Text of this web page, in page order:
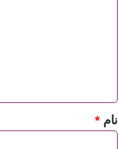
نام *